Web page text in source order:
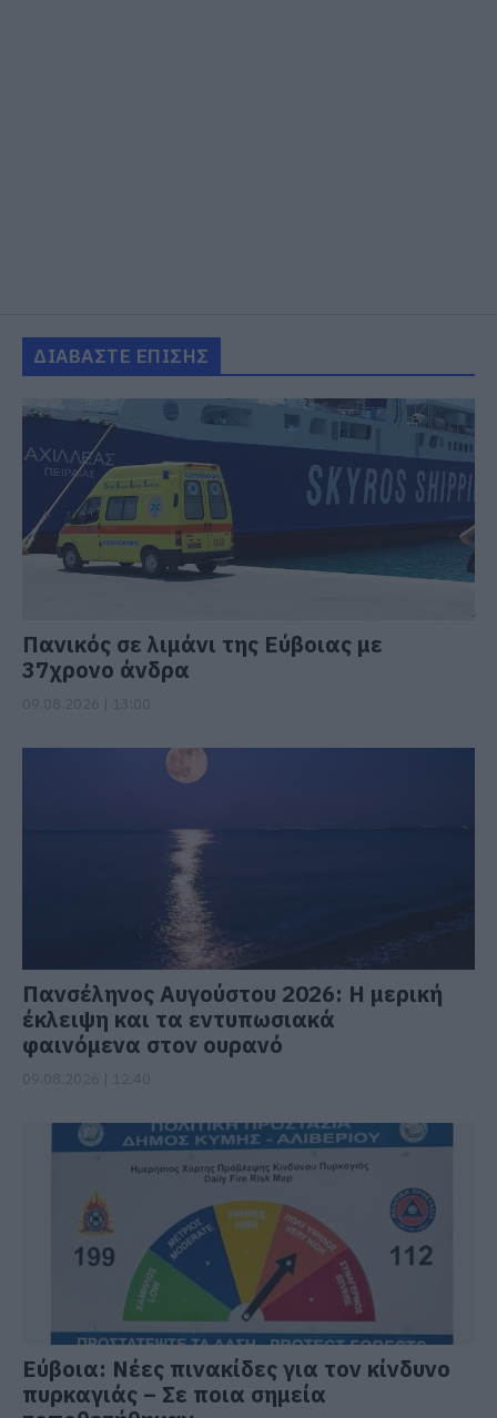
ΔΙΑΒΑΣΤΕ ΕΠΙΣΗΣ
Πανικός σε λιμάνι της Εύβοιας με
37χρονο άνδρα
Πανσέληνος Αυγούστου 2026: Η μερική
έκλειψη και τα εντυπωσιακά
φαινόμενα στον ουρανό
Εύβοια: Νέες πινακίδες για τον κίνδυνο
πυρκαγιάς – Σε ποια σημεία